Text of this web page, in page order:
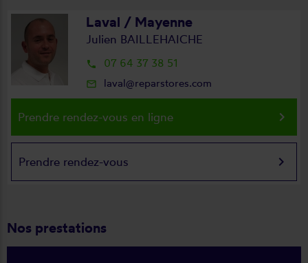
Laval / Mayenne
Julien BAILLEHAICHE
local_phone 07 64 37 38 51
mail_outline laval@reparstores.com
Prendre rendez-vous en ligne keyboard_arrow_right
Prendre rendez-vous keyboard_arrow_right
Nos prestations